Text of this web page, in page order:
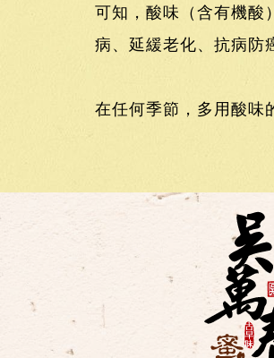
可知，酸味（含有機酸）
病、延緩老化、抗病防
在任何季節，多用酸味